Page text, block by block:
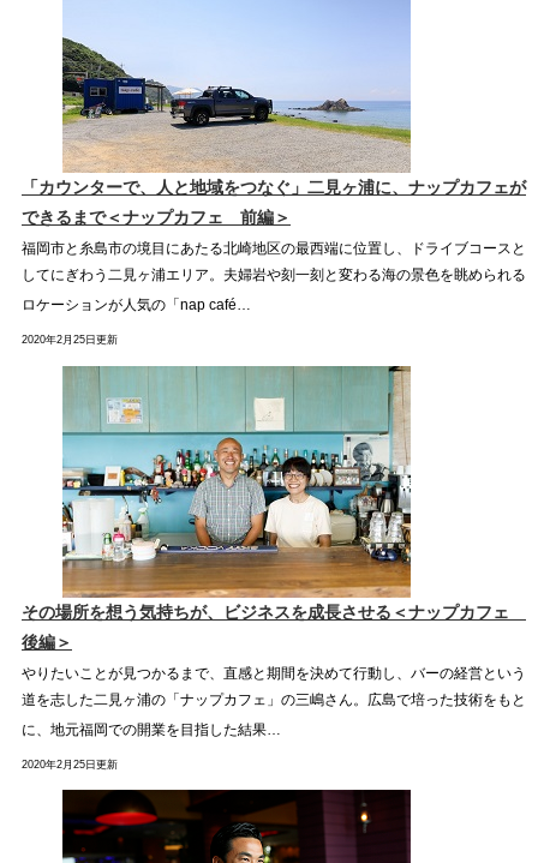
「カウンターで、人と地域をつなぐ」二見ヶ浦に、ナップカフェが
できるまで＜ナップカフェ 前編＞
福岡市と糸島市の境目にあたる北崎地区の最西端に位置し、ドライブコースと
してにぎわう二見ヶ浦エリア。夫婦岩や刻一刻と変わる海の景色を眺められる
ロケーションが人気の「nap café…
2020年2月25日更新
その場所を想う気持ちが、ビジネスを成長させる＜ナップカフェ
後編＞
やりたいことが見つかるまで、直感と期間を決めて行動し、バーの経営という
道を志した二見ヶ浦の「ナップカフェ」の三嶋さん。広島で培った技術をもと
に、地元福岡での開業を目指した結果…
2020年2月25日更新